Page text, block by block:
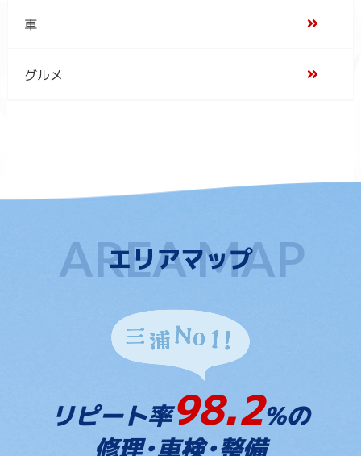
車
グルメ
エリアマップ
リピート率98.2%の
修理・車検・整備